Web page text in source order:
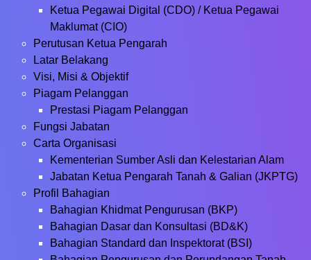
Ketua Pegawai Digital (CDO) / Ketua Pegawai
Maklumat (CIO)
Perutusan Ketua Pengarah
Latar Belakang
Visi, Misi & Objektif
Piagam Pelanggan
Prestasi Piagam Pelanggan
Fungsi Jabatan
Carta Organisasi
Kementerian Sumber Asli dan Kelestarian Alam
Jabatan Ketua Pengarah Tanah & Galian (JKPTG)
Profil Bahagian
Bahagian Khidmat Pengurusan (BKP)
Bahagian Dasar dan Konsultasi (BD&K)
Bahagian Standard dan Inspektorat (BSI)